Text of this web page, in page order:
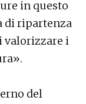
in questo
di ripartenza
valorizzare i
del